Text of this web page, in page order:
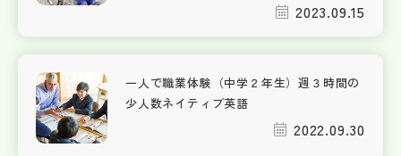
2023.09.15
一人で職業体験（中学２年生）週３時間の
少人数ネイティブ英語
2022.09.30